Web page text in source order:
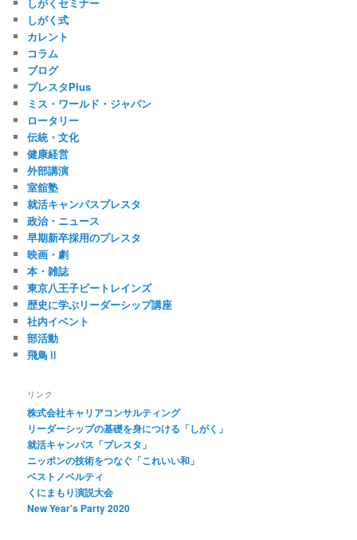
しがく式
カレント
コラム
ブログ
プレスタPlus
ミス・ワールド・ジャパン
ロータリー
伝統・文化
健康経営
外部講演
室舘塾
就活キャンパスプレスタ
政治・ニュース
早期新卒採用のプレスタ
映画・劇
本・雑誌
東京八王子ビートレインズ
歴史に学ぶリーダーシップ講座
社内イベント
部活動
飛鳥Ⅱ
リンク
株式会社キャリアコンサルティング
リーダーシップの基礎を身につける「しがく」
就活キャンパス「プレスタ」
ニッポンの技術をつなぐ「これいい和」
ベストノベルティ
くにまもり演説大会
New Year's Party 2020